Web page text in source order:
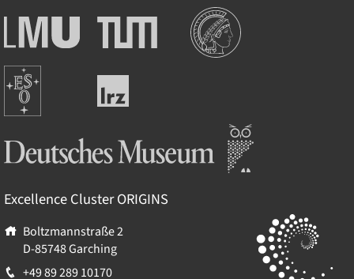
Ludwig-
Maximilians-
München
Technische
Universität
Institutionen
Europäische
Südsternwarte
Leibniz-
Rechenzentrum
Excellence ClusterORIGINS
Boltzmannstraße 2
D-85748Garching
+49 89 289 10170